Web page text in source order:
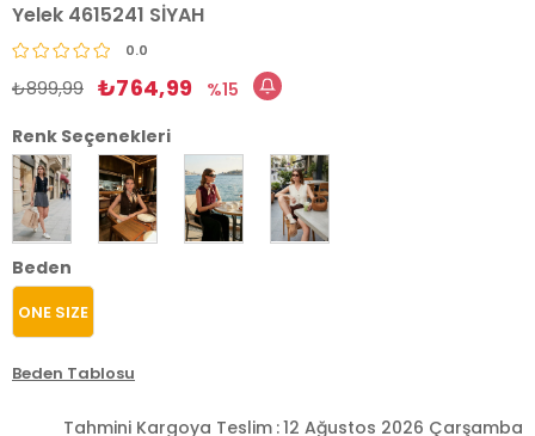
Yelek 4615241 SİYAH
0.0
₺899,99 ₺764,99
15
Renk Seçenekleri
Beden
ONE SIZE
Beden Tablosu
Tahmini Kargoya Teslim :12 Ağustos 2026 Çarşamba